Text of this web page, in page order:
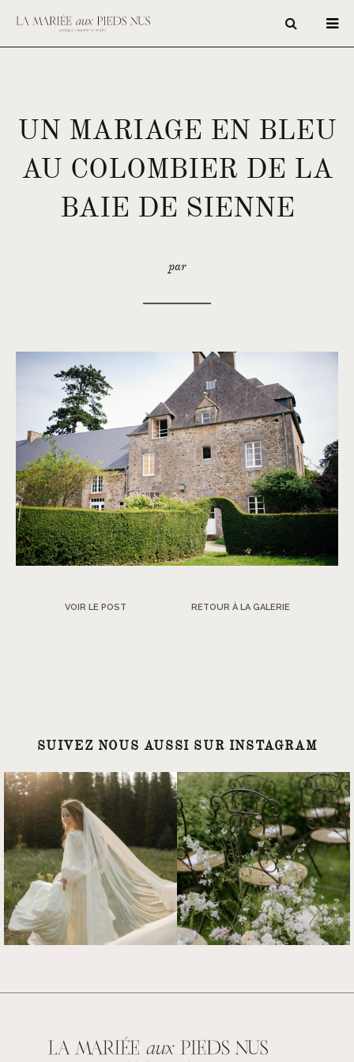
UN MARIAGE EN BLEU
AU COLOMBIER DE LA
BAIE DE SIENNE
par
VOIR LE POST RETOUR À LA GALERIE
SUIVEZ NOUS AUSSI SUR INSTAGRAM